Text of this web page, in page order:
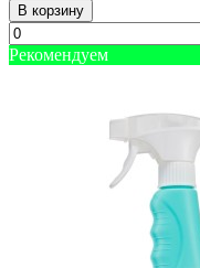
В корзину
Рекомендуем